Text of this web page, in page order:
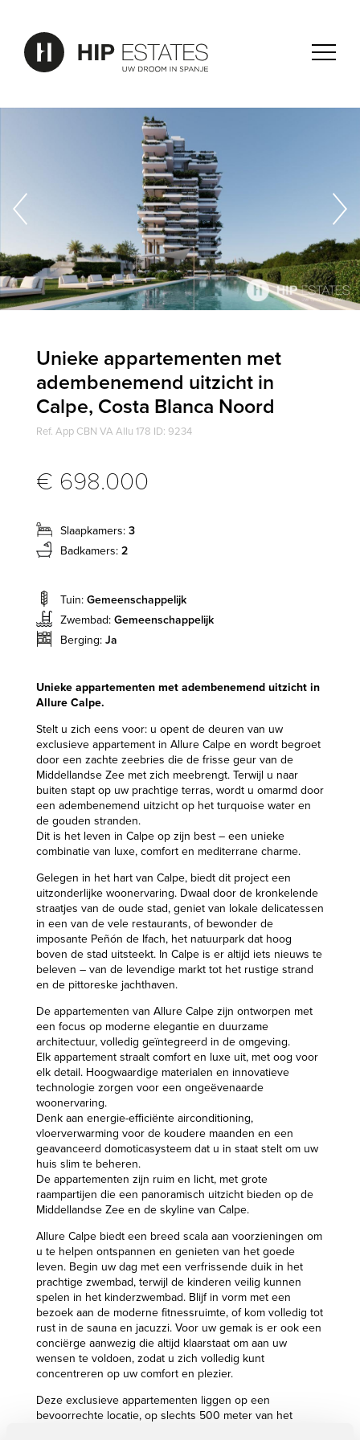
Unieke appartementen met
adembenemend uitzicht in
Calpe, Costa Blanca Noord
Ref. App CBN VA Allu 178 ID: 9234
€ 698.000
Slaapkamers: 3
Badkamers: 2
Tuin: Gemeenschappelijk
Zwembad: Gemeenschappelijk
Berging: Ja
Unieke appartementen met adembenemend uitzicht in
Allure Calpe.
Stelt u zich eens voor: u opent de deuren van uw
exclusieve appartement in Allure Calpe en wordt begroet
door een zachte zeebries die de frisse geur van de
Middellandse Zee met zich meebrengt. Terwijl u naar
buiten stapt op uw prachtige terras, wordt u omarmd door
een adembenemend uitzicht op het turquoise water en
de gouden stranden.
Dit is het leven in Calpe op zijn best – een unieke
combinatie van luxe, comfort en mediterrane charme.
Gelegen in het hart van Calpe, biedt dit project een
uitzonderlijke woonervaring. Dwaal door de kronkelende
straatjes van de oude stad, geniet van lokale delicatessen
in een van de vele restaurants, of bewonder de
imposante Peñón de Ifach, het natuurpark dat hoog
boven de stad uitsteekt. In Calpe is er altijd iets nieuws te
beleven – van de levendige markt tot het rustige strand
en de pittoreske jachthaven.
De appartementen van Allure Calpe zijn ontworpen met
een focus op moderne elegantie en duurzame
architectuur, volledig geïntegreerd in de omgeving.
Elk appartement straalt comfort en luxe uit, met oog voor
elk detail. Hoogwaardige materialen en innovatieve
technologie zorgen voor een ongeëvenaarde
woonervaring.
Denk aan energie-efficiënte airconditioning,
vloerverwarming voor de koudere maanden en een
geavanceerd domoticasysteem dat u in staat stelt om uw
huis slim te beheren.
De appartementen zijn ruim en licht, met grote
raampartijen die een panoramisch uitzicht bieden op de
Middellandse Zee en de skyline van Calpe.
Allure Calpe biedt een breed scala aan voorzieningen om
u te helpen ontspannen en genieten van het goede
leven. Begin uw dag met een verfrissende duik in het
prachtige zwembad, terwijl de kinderen veilig kunnen
spelen in het kinderzwembad. Blijf in vorm met een
bezoek aan de moderne fitnessruimte, of kom volledig tot
rust in de sauna en jacuzzi. Voor uw gemak is er ook een
conciërge aanwezig die altijd klaarstaat om aan uw
wensen te voldoen, zodat u zich volledig kunt
concentreren op uw comfort en plezier.
Deze exclusieve appartementen liggen op een
bevoorrechte locatie, op slechts 500 meter van het